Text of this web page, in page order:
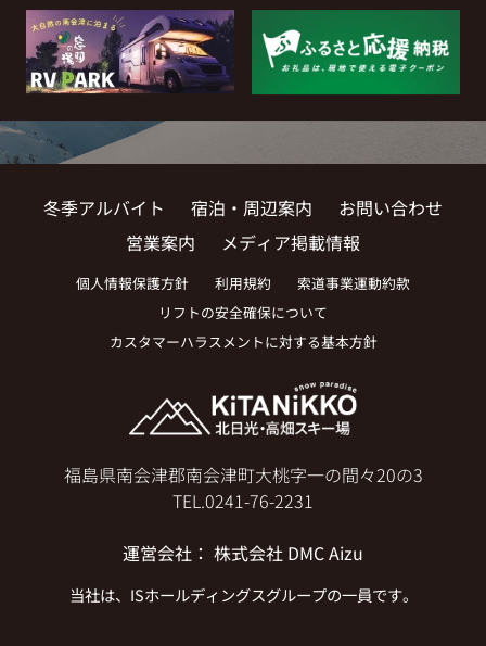
冬季アルバイト 宿泊・周辺案内
お問い合わせ
営業案内
メディア掲載情報
個人情報保護方針 利用規約
索道事業運動約款
リフトの安全確保について
カスタマーハラスメントに対する基本方針
福島県南会津郡南会津町大桃字一の間々20の3
TEL.0241-76-2231
運営会社 ： 株式会社 DMC Aizu
当社は、 ISホールディングスグループの一員です。